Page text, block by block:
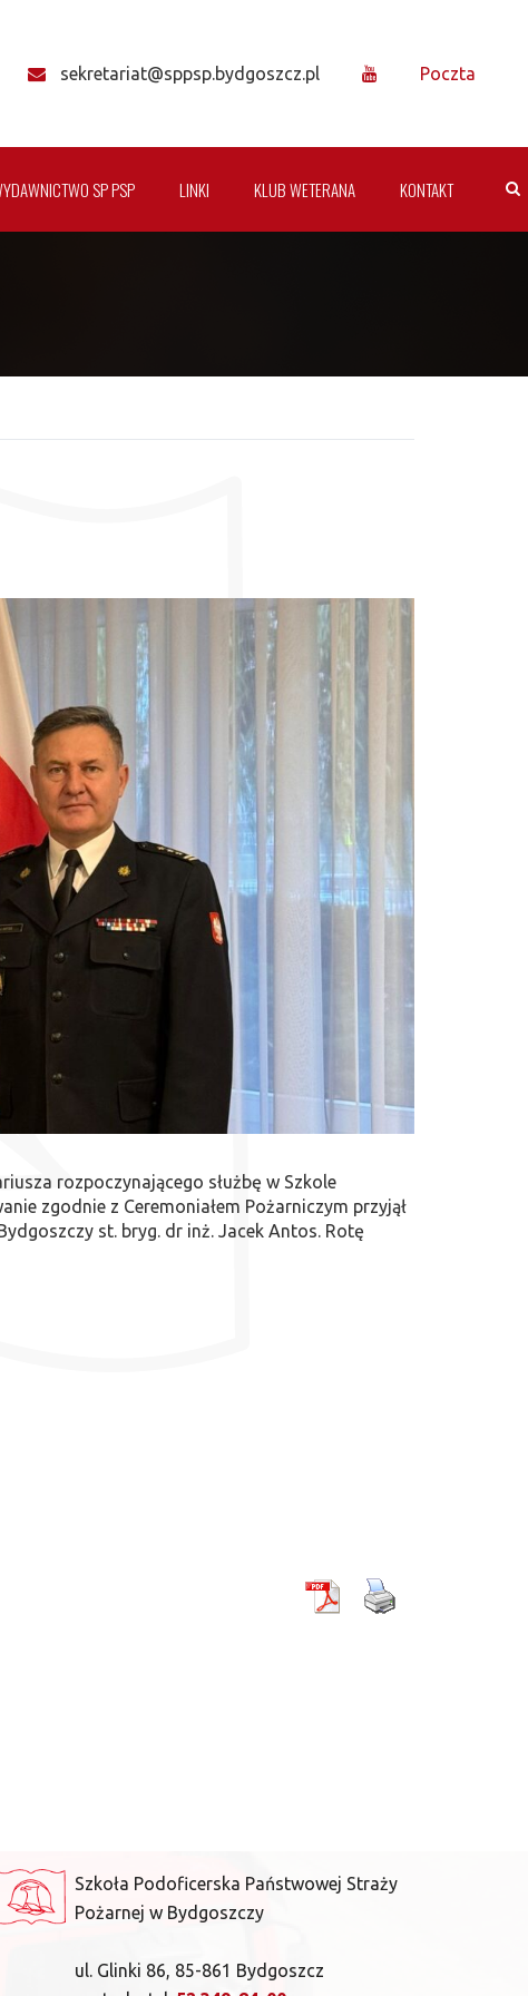
sekretariat@sppsp.bydgoszcz.pl Poczta
SP PSP LINKI KLUB WETERANA KONTAKT
rozpoczynającego służbę w Szkole
zgodnie z Ceremoniałem Pożarniczym przyjął
st. bryg. dr inż. Jacek Antos. Rotę
Szkoła Podoficerska Państwowej Straży
Pożarnej w Bydgoszczy
ul. Glinki 86, 85-861 Bydgoszcz